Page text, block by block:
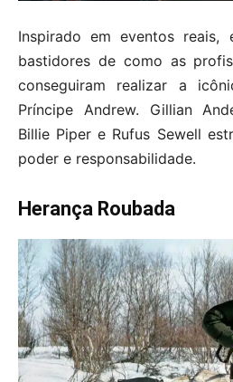
Inspirado em eventos reais,
bastidores de como as
conseguiram realizar a
Príncipe Andrew. Gillian
Billie Piper e Rufus Sewell
poder e responsabilidade.
Herança Roubada